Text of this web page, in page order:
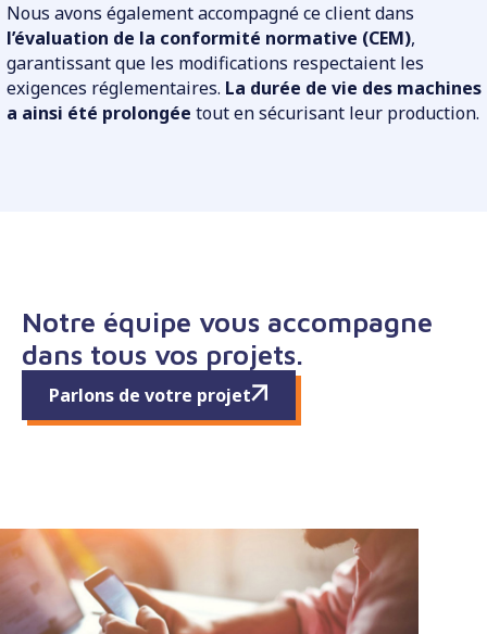
Nous avons également accompagné ce client dans
l’évaluation de la conformité normative (CEM),
garantissant que les modifications respectaient les
exigences réglementaires. La durée de vie des machines
a ainsi été prolongée tout en sécurisant leur production.
Notre équipe vous accompagne
dans tous vos projets.
Parlons de votre projet